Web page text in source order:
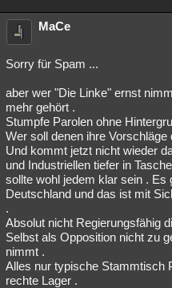
MaCe
Sorry für Spam ...
aber wer "Die Linke" ernst
mehr gehört .
Stumpfe Parolen ohne
Wer soll denen ihre Vorschläge
Und kommt jetzt nicht wieder
und Industriellen tiefer in
sollte wohl jedem klar sein . Es
Deutschland und das ist mit
.
Absolut nicht Regierungsfähig
Selbst als Opposition nicht zu
nimmt .
Alles nur typische Stammtisch
rechte Lager .